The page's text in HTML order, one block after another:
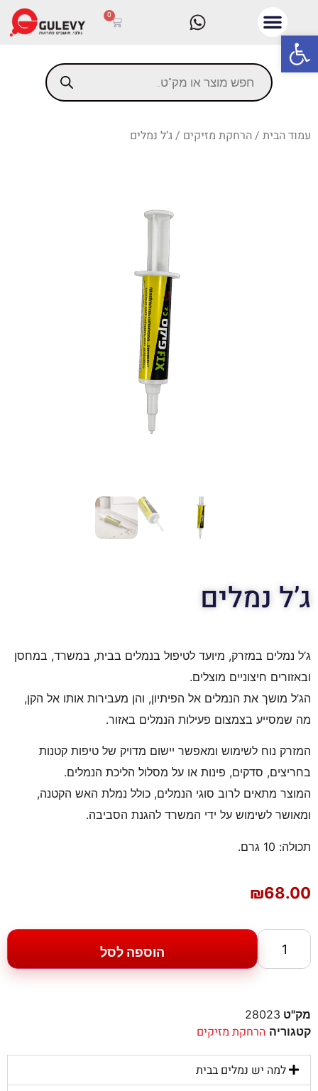
פתח סרגל נגישות
0
עמוד הבית /הרחקת מזיקים / ג’ל נמלים
ג’ל נמלים
ג’ל נמלים במזרק, מיועד לטיפול בנמלים בבית, במשרד, במחסן
ובאזורים חיצוניים מוצלים.
הג’ל מושך את הנמלים אל הפיתיון, והן מעבירות אותו אל הקן,
מה שמסייע בצמצום פעילות הנמלים באזור.
המזרק נוח לשימוש ומאפשר יישום מדויק של טיפות קטנות
בחריצים, סדקים, פינות או על מסלול הליכת הנמלים.
המוצר מתאים לרוב סוגי הנמלים, כולל נמלת האש הקטנה,
ומאושר לשימוש על ידי המשרד להגנת הסביבה.
תכולה: 10 גרם.
₪68.00
הוספה לסל
מק"ט 28023
קטגוריה הרחקת מזיקים
למה יש נמלים בבית